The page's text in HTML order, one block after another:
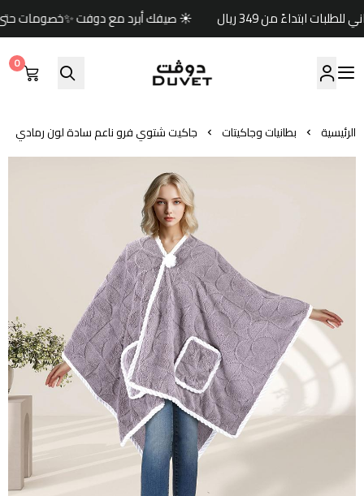
☀️ صيفك أبرد مع دوفت ✨خصومات حتى 60% 🏷️وكود خصم إضافي (صيف) 🎁🚚 شحن مجاني للطلبات ابتداءً من 349 ريال
مفارش دوفت | DUVET
0
الرئيسية بطانيات وجاكيتات جاكيت شتوي فرو ناعم سادة لون رمادي